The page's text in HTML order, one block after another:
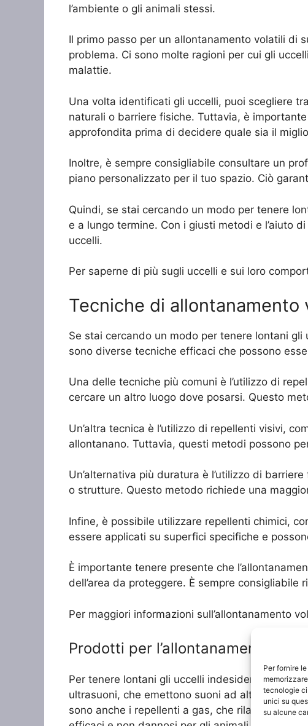
Per fornire
tecnologie
unici su
su alcune
l’ambiente o gli animali stessi.
Il primo passo per un allontanamento volatili di
problema. Ci sono molte ragioni per cui gli
malattie.
Una volta identificati gli uccelli, puoi scegliere
naturali o barriere fisiche. Tuttavia, è
approfondita prima di decidere quale sia il
Inoltre, è sempre consigliabile consultare un
piano personalizzato per il tuo spazio. Ciò
Quindi, se stai cercando un modo per tenere
e a lungo termine. Con i giusti metodi e l’aiuto
uccelli.
Per saperne di più sugli uccelli e sui loro
Tecniche di allontanamento
Se stai cercando un modo per tenere lontani
sono diverse tecniche efficaci che possono
Una delle tecniche più comuni è l’utilizzo di
cercare un altro luogo dove posarsi. Questo
Un’altra tecnica è l’utilizzo di repellenti visivi,
allontanano. Tuttavia, questi metodi possono
Un’alternativa più duratura è l’utilizzo di
o strutture. Questo metodo richiede una
Infine, è possibile utilizzare repellenti chimici,
essere applicati su superfici specifiche e
È importante tenere presente che
dell’area da proteggere. È sempre
Per maggiori informazioni sull’allontanamento
Prodotti per l’allontanamento dei
Per tenere lontani gli uccelli indesiderati,
ultrasuoni, che emettono suoni ad alta
sono anche i repellenti a gas, che rilasciano